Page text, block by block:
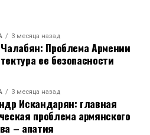
3 месяца назад
Проблема Армении
ее безопасности
3 месяца назад
Искандарян: главная
проблема армянского
– апатия